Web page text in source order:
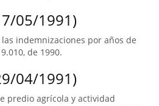
05/1991)
indemnizaciones por años de
de 1990.
04/1991)
predio agrícola y actividad